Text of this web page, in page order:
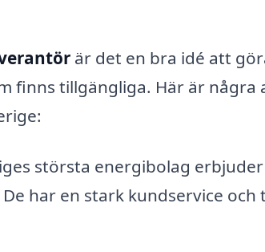
är det en bra idé att
finns tillgängliga. Här är några
största energibolag
har en stark kundservice och